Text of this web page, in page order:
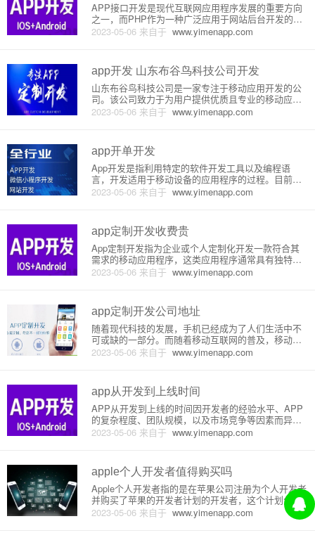
2023-05-06 来自于 www.yimenapp.com
APP接口开发是现代互联网应用程序发展的重要方向
之一，而PHP作为一种广泛应用于网站后台开发的编
程语言，也被广泛应用于APP接口的开发中。接下
来，我们将从原理和详细介绍两个方面来探讨APP接
PP与服务器之
app开发 山东布谷鸟科技公司开发
2023-05-06 来自于 www.yimenapp.com
山东布谷鸟科技公司是一家专注于移动应用开发的公
司。该公司致力于为用户提供优质且专业的移动应用
开发服务。在这篇文章中，我们将详细介绍山东布谷
鸟科技公司开发移动应用的原理和流程。首先，移动
东布谷鸟科技公司
app开单开发
2023-05-06 来自于 www.yimenapp.com
App开发是指利用特定的软件开发工具以及编程语
言，开发适用于移动设备的应用程序的过程。目前，I
OS和Android是主要的移动开发平台。在进行移动应
用程序的开发时，程序人员需要根据用户需求，制定
等，然后根据这
app定制开发收费贵
2023-05-06 来自于 www.yimenapp.com
App定制开发指为企业或个人定制化开发一款符合其
需求的移动应用程序，这类应用程序通常具有独特的
功能和界面设计。与市面上的通用应用不同，App定
制开发需要专业开发人员进行开发，耗费大量的时间
需要高水平的开发技能
app定制开发公司地址
2023-05-06 来自于 www.yimenapp.com
随着现代科技的发展，手机已经成为了人们生活中不
可或缺的一部分。而随着移动互联网的普及，移动终
端使用量越来越大，越来越多的企业对于自己的业务
都开始着重考虑移动端的应用。这时候，很多企业都
的需求。那么，App定制
app从开发到上线时间
2023-05-06 来自于 www.yimenapp.com
APP从开发到上线的时间因开发者的经验水平、APP
的复杂程度、团队规模，以及市场竞争等因素而异。
以下是一般的开发周期和上线流程：1. 策划与需求调
研在进行APP开发之前，需要进行策划和需求调研。
研，明确APP的
apple个人开发者值得购买吗
2023-05-06 来自于 www.yimenapp.com
Apple个人开发者指的是在苹果公司注册为个人开发者
并购买了苹果的开发者计划的开发者，这个计划分为
个人计划和企业计划，不同计划的价格和功能也不
同。在这里我们主要讨论个人计划是否值得购买。 个